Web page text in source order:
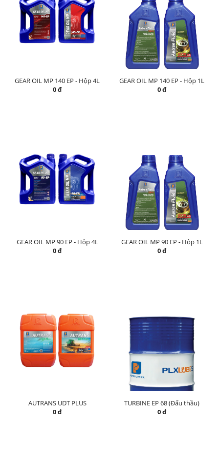
GEAR OIL MP 140 EP - Hộp 4L
0 đ
GEAR OIL MP 140 EP - Hộp 1L
0 đ
GEAR OIL MP 90 EP - Hộp 4L
0 đ
GEAR OIL MP 90 EP - Hộp 1L
0 đ
AUTRANS UDT PLUS
0 đ
TURBINE EP 68 (Đấu thầu)
0 đ